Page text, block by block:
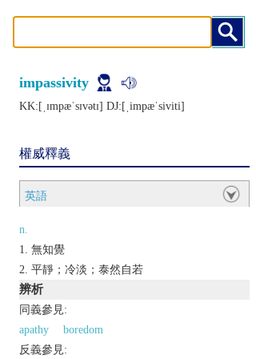
impassivity
KK:[ˌɪmpæˈsɪvǝtɪ] DJ:[ˌimpæˈsiviti]
權威釋義
英語
n.
無知覺
平靜；冷淡；泰然自若
辨析
同義參見:
apathy
boredom
反義參見: